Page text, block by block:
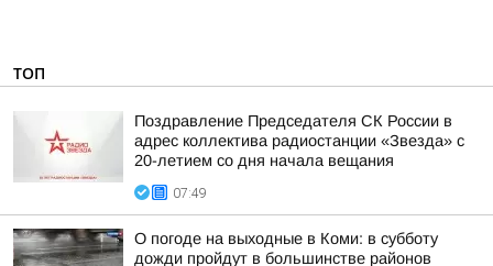
ТОП
Поздравление Председателя СК России в
адрес коллектива радиостанции «Звезда» с
20-летием со дня начала вещания
07:49
О погоде на выходные в Коми: в субботу
дожди пройдут в большинстве районов